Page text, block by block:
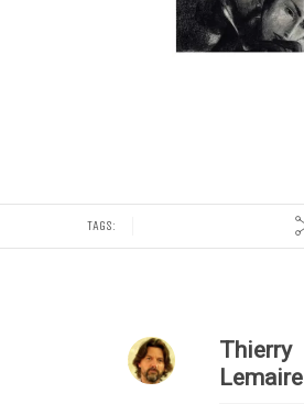
TAGS:
Thierry
Lemaire